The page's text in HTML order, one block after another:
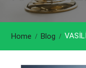
Home Blog